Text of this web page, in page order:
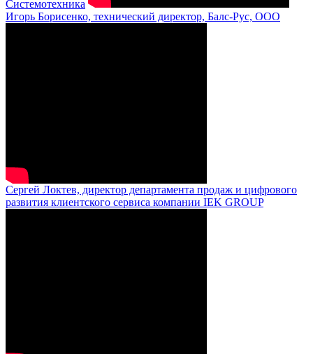
Системотехника
Игорь Борисенко, технический директор, Балс-Рус, ООО
Сергей Локтев, директор департамента продаж и цифрового
развития клиентского сервиса компании IEK GROUP